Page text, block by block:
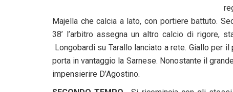
Majella che calcia a lato, con portiere battuto.
38’ l’arbitro assegna un altro calcio di rigore,
Longobardi su Tarallo lanciato a rete. Giallo per
porta in vantaggio la Sarnese. Nonostante il
impensierire D’Agostino.